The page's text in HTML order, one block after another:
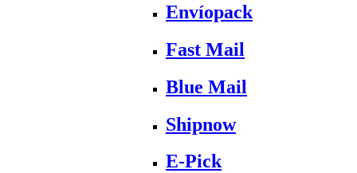
Envíopack
Fast Mail
Blue Mail
Shipnow
E-Pick